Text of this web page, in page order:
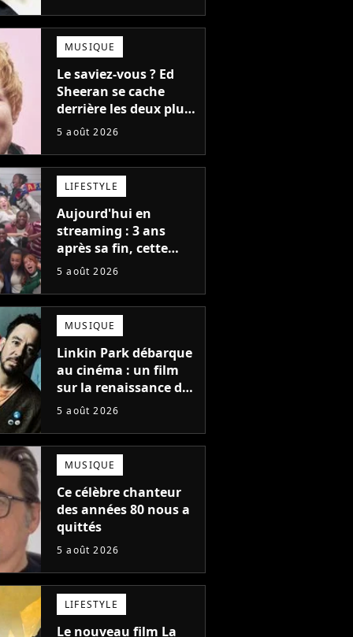
(et on ne parle pas du
bateau)
MUSIQUE
Le saviez-vous ? Ed
Sheeran se cache
derrière les deux plus
gros tubes du
5 août 2026
LIFESTYLE
Aujourd'hui en
streaming : 3 ans
après sa fin, cette
série aux 13 Emmy
une suite...
totalement différente
5 août 2026
MUSIQUE
Linkin Park débarque
au cinéma : un film
sur la renaissance du
groupe arrive en
5 août 2026
MUSIQUE
Ce célèbre chanteur
des années 80 nous a
quittés
5 août 2026
LIFESTYLE
Le nouveau film La